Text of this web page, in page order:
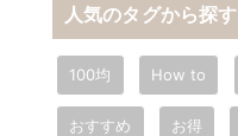
人気のタグから探す
100均 How to
おすすめ お得